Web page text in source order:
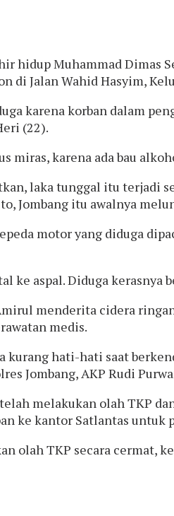
hidup Muhammad Dimas
di Jalan Wahid Hasyim,
karena korban dalam
(22).
miras, karena ada bau
laka tunggal itu terjadi
Jombang itu awalnya
motor yang diduga
ke aspal. Diduga kerasnya
menderita cidera
medis.
kurang hati-hati saat
Jombang, AKP Rudi
melakukan olah TKP
ke kantor Satlantas untuk
olah TKP secara cermat,